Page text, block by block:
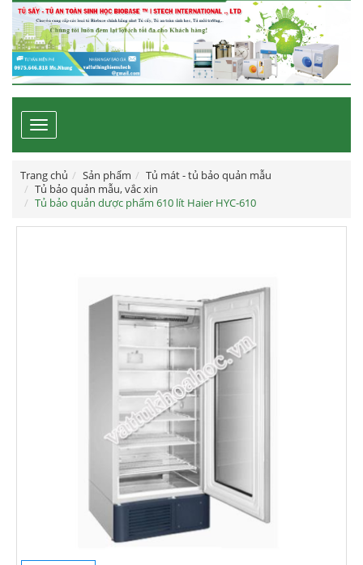
Toggle
navigation
Trang chủ Sản phẩm
Tủ mát - tủ bảo quản mẫu
Tủ bảo quản mẫu, vắc xin
Tủ bảo quản dược phẩm 610 lít Haier HYC-610